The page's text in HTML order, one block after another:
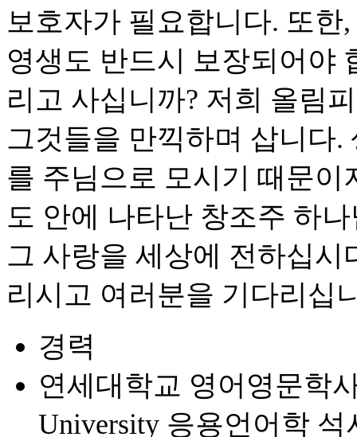
보호자가 필요합니다. 또
영생도 반드시 보장되어야
리고 사십니까? 저희 올림
그것들을 만끽하며 삽니다
를 주님으로 모시기 때문
도 안에 나타난 창조주 하
그 사랑을 세상에 전하십
리시고 여러분을 기다리십
경력
연세대학교 영어영문학
University 응용언어학 석